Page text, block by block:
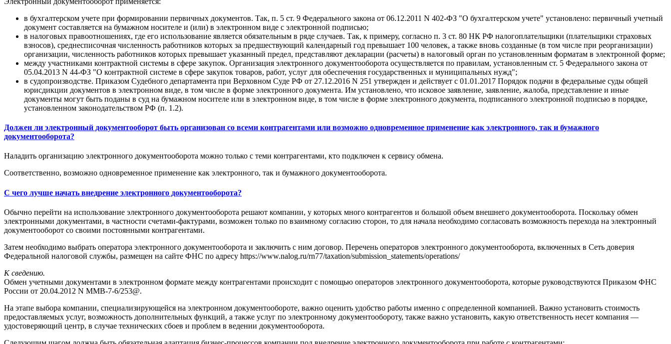
в бухгалтерском учете при формировании первичных документов. Так, п. 5 ст. 9 Федерального закона от 06.12.2011 N 402-ФЗ "О бухгалтерском учете" установлено: первичный учетный
документ составляется на бумажном носителе и (или) в электронном виде с электронной подписью;
в налоговых правоотношениях, где его использование является обязательным в ряде случаев. Так, к примеру, согласно п. 3 ст. 80 НК РФ налогоплательщики (плательщики страховых
взносов), среднесписочная численность работников которых за предшествующий календарный год превышает 100 человек, а также вновь созданные (в том числе при реорганизации)
организации, численность работников которых превышает указанный предел, представляют декларации (расчеты) в налоговый орган по установленным форматам в электронной форме;
между участниками контрактной системы в сфере закупок. Организация электронного документооборота осуществляется по правилам, установленным ст. 5 Федерального закона от
05.04.2013 N 44-ФЗ "О контрактной системе в сфере закупок товаров, работ, услуг для обеспечения государственных и муниципальных нужд";
в судопроизводстве. Приказом Судебного департамента при Верховном Суде РФ от 27.12.2016 N 251 утвержден и действует с 01.01.2017 Порядок подачи в федеральные суды общей
юрисдикции документов в электронном виде, в том числе в форме электронного документа. Им установлено, что исковое заявление, заявление, жалоба, представление и иные
документы могут быть поданы в суд на бумажном носителе или в электронном виде, в том числе в форме электронного документа, подписанного электронной подписью в порядке,
установленном законодательством РФ (п. 1.2).
Должен ли электронный документооборот быть организован со всеми контрагентами или возможно одновременное применение как электронного, так и бумажного
документооборота?
Наладить организацию электронного документооборота можно только с теми контрагентами, кто подключен к сервису обмена.
Соответственно, возможно одновременное применение как электронного, так и бумажного документооборота.
С чего лучше начать внедрение электронного документооборота?
Обычно перейти на использование электронного документооборота решают компании, у которых много контрагентов и большой объем внешнего документооборота. Поскольку обмен
электронными документами, в частности счетами-фактурами, возможен только по взаимному согласию сторон, то для начала необходимо согласовать возможность перехода на электронный
документооборот со своими постоянными контрагентами.
Затем необходимо выбрать оператора электронного документооборота и заключить с ним договор. Перечень операторов электронного документооборота, включенных в Сеть доверия
Федеральной налоговой службы, размещен на сайте ФНС по адресу https://www.nalog.ru/rn77/taxation/submission_statements/operations/
К сведению.
Обмен учетными документами в электронном формате между контрагентами происходит с помощью операторов электронного документооборота, которые руководствуются Приказом ФНС
России от 20.04.2012 N ММВ-7-6/253@.
На этапе выбора компании, специализирующейся на электронном документообороте, важно оценить удобство работы именно с определенной компанией. Важно установить стоимость
предоставляемых услуг, возможность дополнительных функций, а также услуг по электронному документообороту, также важно установить, какую ответственность несет компания —
удостоверяющий центр, в случае технических сбоев и проблем в ведении документооборота.